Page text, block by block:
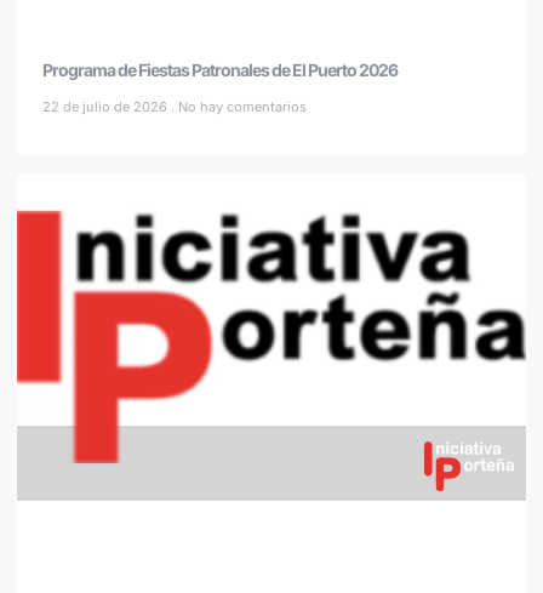
Programa de Fiestas Patronales de El Puerto 2026
22 de julio de 2026 No hay comentarios